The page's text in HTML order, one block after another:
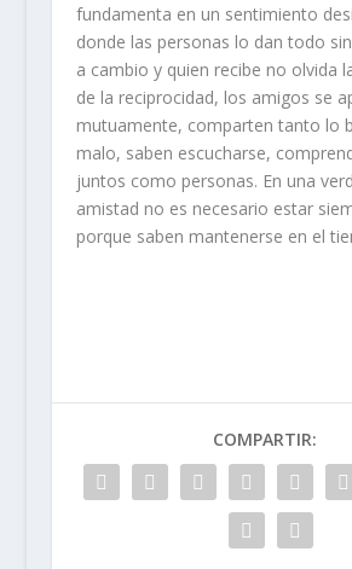
fundamenta en un sentimiento
donde las personas lo dan todo
a cambio y quien recibe no olvida
de la reciprocidad, los amigos se
mutuamente, comparten tanto lo
malo, saben escucharse,
juntos como personas. En una
amistad no es necesario estar
porque saben mantenerse en el
COMPARTIR: